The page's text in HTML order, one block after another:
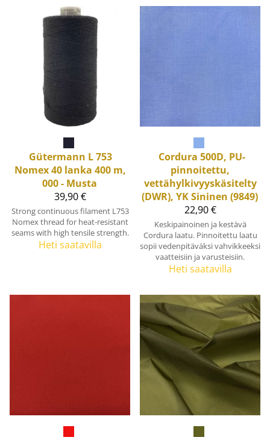
Gütermann L 753
Nomex 40 lanka 400 m,
000 - Musta
39,90 €
Strong continuous filament L753
Nomex thread for heat-resistant
seams with high tensile strength.
Heti saatavilla
Cordura 500D, PU-
pinnoitettu,
vettähylkivyyskäsitelty
(DWR), YK Sininen (9849)
22,90 €
Keskipainoinen ja kestävä
Cordura laatu. Pinnoitettu laatu
sopii vedenpitäväksi vahvikkeeksi
vaatteisiin ja varusteisiin.
Heti saatavilla